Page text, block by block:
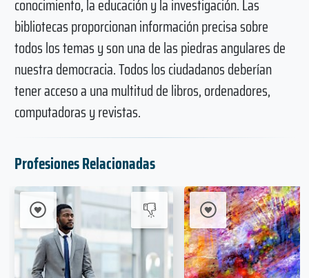
conocimiento, la educación y la investigación. Las
bibliotecas proporcionan información precisa sobre
todos los temas y son una de las piedras angulares de
nuestra democracia. Todos los ciudadanos deberían
tener acceso a una multitud de libros, ordenadores,
computadoras y revistas.
Profesiones Relacionadas